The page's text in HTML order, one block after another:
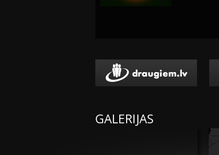
GALERIJAS